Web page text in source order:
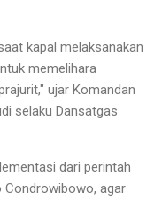
kapal melaksanakan
memelihara
ujar Komandan
selaku Dansatgas
dari perintah
Condrowibowo, agar